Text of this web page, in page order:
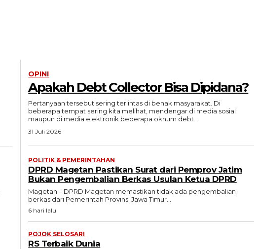
OPINI
Apakah Debt Collector Bisa Dipidana?
Pertanyaan tersebut sering terlintas di benak masyarakat. Di
beberapa tempat sering kita melihat, mendengar di media sosial
maupun di media elektronik beberapa oknum debt...
31 Juli 2026
POLITIK & PEMERINTAHAN
DPRD Magetan Pastikan Surat dari Pemprov Jatim
Bukan Pengembalian Berkas Usulan Ketua DPRD
Magetan – DPRD Magetan memastikan tidak ada pengembalian
berkas dari Pemerintah Provinsi Jawa Timur...
6 hari lalu
POJOK SELOSARI
RS Terbaik Dunia